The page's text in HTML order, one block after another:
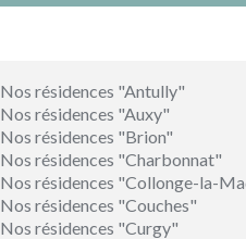
Nos résidences "Antully"
Nos résidences "Auxy"
Nos résidences "Brion"
Nos résidences "Charbonnat"
Nos résidences "Collonge-la-
Nos résidences "Couches"
Nos résidences "Curgy"